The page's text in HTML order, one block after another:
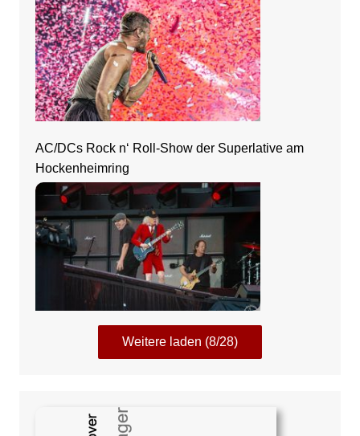
AC/DCs Rock n‘ Roll-Show der Superlative am
Hockenheimring
Weitere laden (8/28)